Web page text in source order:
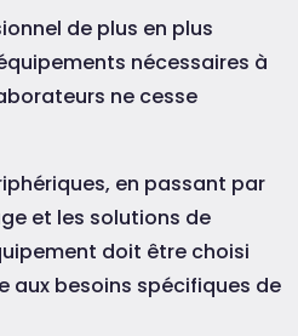
de plus en plus
nécessaires à
ne cesse
en passant par
et les solutions de
doit être choisi
aux besoins spécifiques de